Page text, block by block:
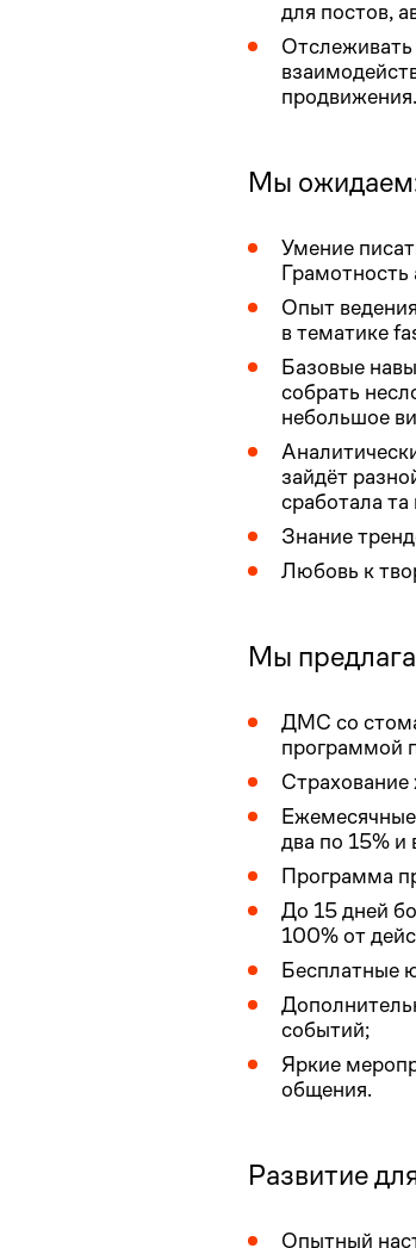
для постов,
продвижения.
Мы
Умение
Грамотность
Опыт
в тематике
Базовые
собрать
небольшое
зайдёт
сработала
Знание
Любовь к
Мы
ДМС со
программой
два по 15%
Программа
До 15 дней
100% от
Бесплатные
событий;
Яркие
общения.
Развитие
Опытный